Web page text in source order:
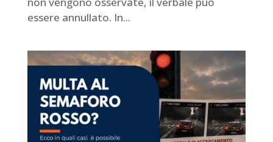
essere annullato. In...